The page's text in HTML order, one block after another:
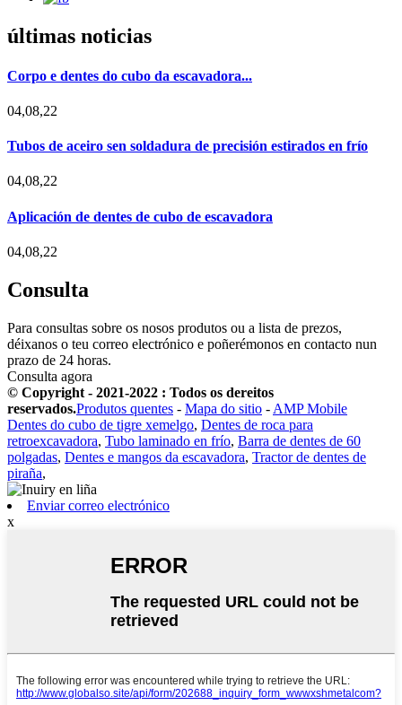
últimas noticias
Corpo e dentes do cubo da escavadora...
04,08,22
Tubos de aceiro sen soldadura de precisión estirados en frío
04,08,22
Aplicación de dentes de cubo de escavadora
04,08,22
Consulta
Para consultas sobre os nosos produtos ou a lista de prezos,
déixanos o teu correo electrónico e poñerémonos en contacto nun
prazo de 24 horas.
Consulta agora
© Copyright - 2021-2022 : Todos os dereitos
reservados.Produtos quentes - Mapa do sitio - AMP Mobile
Dentes do cubo de tigre xemelgo, Dentes de roca para
retroexcavadora, Tubo laminado en frío, Barra de dentes de 60
polgadas, Dentes e mangos da escavadora, Tractor de dentes de
piraña,
Enviar correo electrónico
x